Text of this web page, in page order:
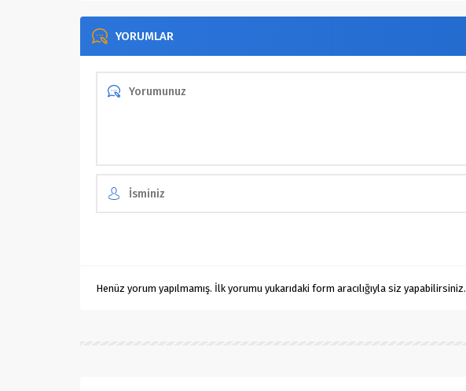
YORUMLAR
Henüz yorum yapılmamış. İlk yorumu yukarıdaki form aracılığıyla siz yapabilirsiniz.